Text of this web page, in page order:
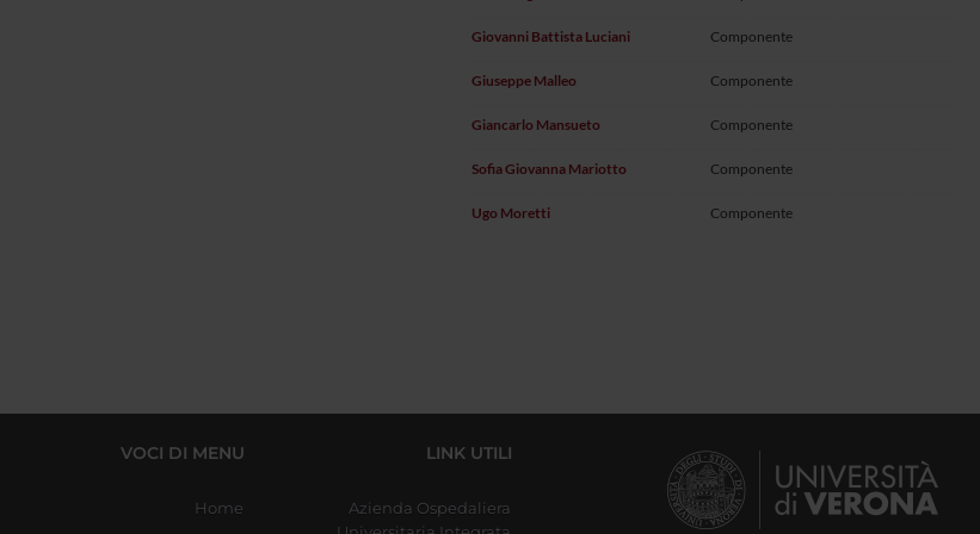
Giovanni Battista Luciani Componente
Giuseppe Malleo Componente
Giancarlo Mansueto Componente
Sofia Giovanna Mariotto Componente
Ugo Moretti Componente
VOCI DI MENU
Home
LINK UTILI
Azienda Ospedaliera